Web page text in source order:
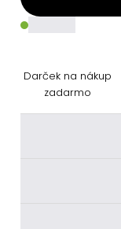
Darček na nákup
zadarmo